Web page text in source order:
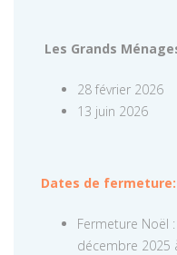
Les Grands
28 février 2026
13 juin 2026
Dates de fermeture:
Fermeture Noël
décembre 2025